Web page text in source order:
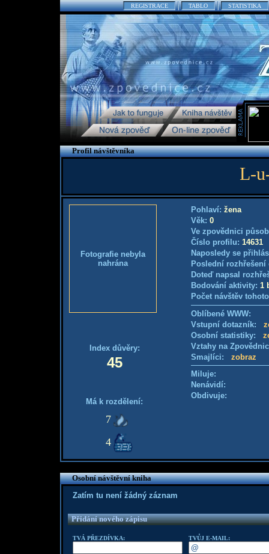
REGISTRACE TABLO STATISTIKA
Profil návštěvníka
L-
Fotografie nebyla
nahrána
Index důvěry:
45
Má k rozdělení:
7
4
Pohlaví: žena
Věk: 0
Ve zpovědnici
Číslo profilu: 14631
Naposledy se
Poslední
Doteď napsal
Bodování aktivity: 1
Počet návštěv
Oblíbené WWW:
Vstupní dotazník:
Osobní statistiky:
Vztahy na
Smajlíci: zobraz
Miluje:
Nenávidí:
Obdivuje:
Osobní návštěvní kniha
Zatím tu není žádný záznam
Přidání nového zápisu
TVÁ PŘEZDÍVKA: TVŮJ E-MAIL: